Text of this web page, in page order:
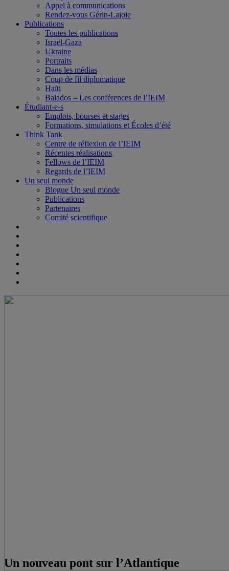
Appel à communications
Rendez-vous Gérin-Lajoie
Publications
Toutes les publications
Israël-Gaza
Ukraine
Portraits
Dans les médias
Coup de fil diplomatique
Haïti
Balados – Les conférences de l’IEIM
Étudiant-e-s
Emplois, bourses et stages
Formations, simulations et Écoles d’été
Think Tank
Centre de réflexion de l’IEIM
Récentes réalisations
Fellows de l’IEIM
Regards de l’IEIM
Un seul monde
Blogue Un seul monde
Publications
Partenaires
Comité scientifique
Un nouveau pont sur l’Atlantique